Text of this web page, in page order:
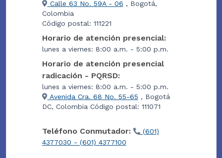
Calle 63 No. 59A - 06 , Bogotá,
Colombia
Código postal: 111221
Horario de atención presencial:
lunes a viernes: 8:00 a.m. - 5:00 p.m.
Horario de atención presencial
radicación - PQRSD:
lunes a viernes: 8:00 a.m. - 5:00 p.m.
Avenida Cra. 68 No. 55-65 , Bogotá
DC, Colombia Código postal: 111071
Teléfono Conmutador:
(601)
4377030 - (601) 4377100